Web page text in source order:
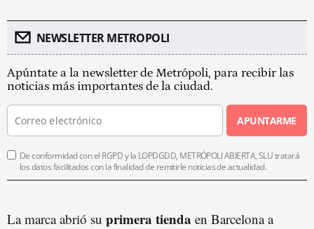
NEWSLETTER METROPOLI
Apúntate a la newsletter de Metrópoli, para recibir las
noticias más importantes de la ciudad.
APUNTARME
De conformidad con el RGPD y la LOPDGDD, METRÓPOLI ABIERTA, SLU tratará
los datos facilitados con la finalidad de remitirle noticias de actualidad.
La marca abrió su primera tienda en Barcelona a